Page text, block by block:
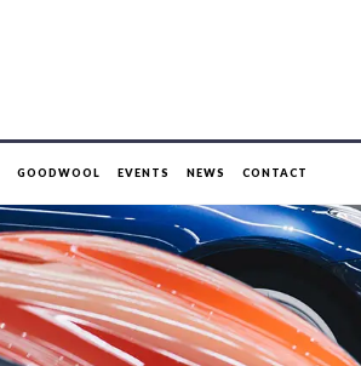
GOODWOOL EVENTS NEWS CONTACT